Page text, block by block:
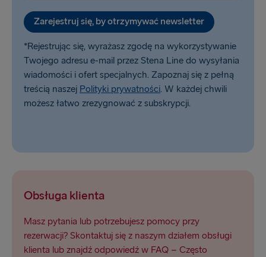
Zarejestruj się, by otrzymywać newsletter
*Rejestrując się, wyrażasz zgodę na wykorzystywanie
Twojego adresu e-mail przez Stena Line do wysyłania
wiadomości i ofert specjalnych. Zapoznaj się z pełną
treścią naszej Polityki prywatności. W każdej chwili
możesz łatwo zrezygnować z subskrypcji.
Obsługa klienta
Masz pytania lub potrzebujesz pomocy przy
rezerwacji? Skontaktuj się z naszym działem obsługi
klienta lub znajdź odpowiedź w FAQ – Często